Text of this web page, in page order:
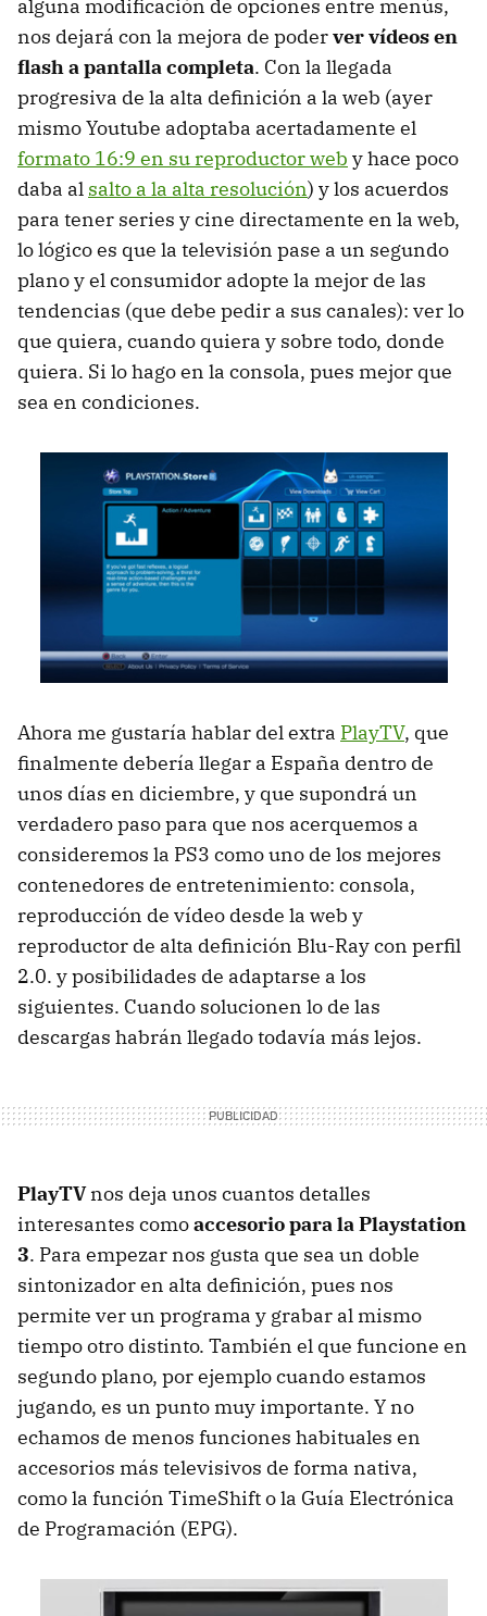
alguna modificación de opciones entre menús,
nos dejará con la mejora de poderver vídeos en
flash a pantalla completa. Con la llegada
progresiva de la alta definición a la web (ayer
mismo Youtube adoptaba acertadamente el
formato 16:9 en su reproductor web y hace poco
daba al salto a la alta resolución) y los acuerdos
para tener series y cine directamente en la web,
lo lógico es que la televisión pase a un segundo
plano y el consumidor adopte la mejor de las
tendencias (que debe pedir a sus canales): ver lo
que quiera, cuando quiera y sobre todo, donde
quiera. Si lo hago en la consola, pues mejor que
sea en condiciones.
Ahora me gustaría hablar del extra PlayTV, que
finalmente debería llegar a España dentro de
unos días en diciembre, y que supondrá un
verdadero paso para que nos acerquemos a
consideremos la PS3 como uno de los mejores
contenedores de entretenimiento: consola,
reproducción de vídeo desde la web y
reproductor de alta definición Blu-Ray con perfil
2.0. y posibilidades de adaptarse a los
siguientes. Cuando solucionen lo de las
descargas habrán llegado todavía más lejos.
PlayTVnos deja unos cuantos detalles
interesantes comoaccesorio para la Playstation
3. Para empezar nos gusta que sea un doble
sintonizador en alta definición, pues nos
permite ver un programa y grabar al mismo
tiempo otro distinto. También el que funcione en
segundo plano, por ejemplo cuando estamos
jugando, es un punto muy importante. Y no
echamos de menos funciones habituales en
accesorios más televisivos de forma nativa,
como la función TimeShift o la Guía Electrónica
de Programación (EPG).